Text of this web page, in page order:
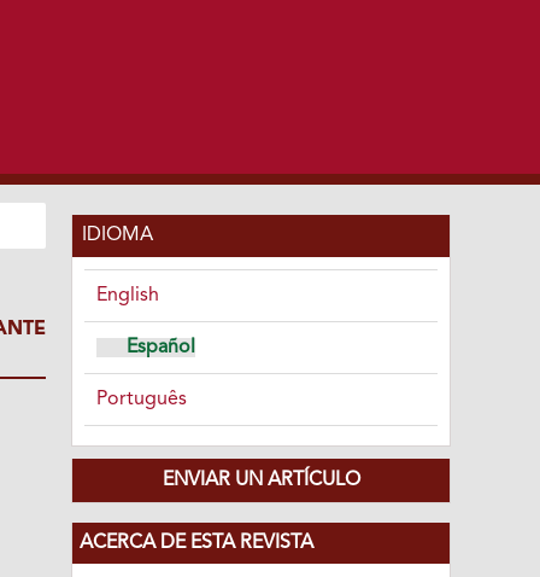
IDIOMA
English
Español
Português
ENVIAR UN ARTÍCULO
ACERCA DE ESTA REVISTA